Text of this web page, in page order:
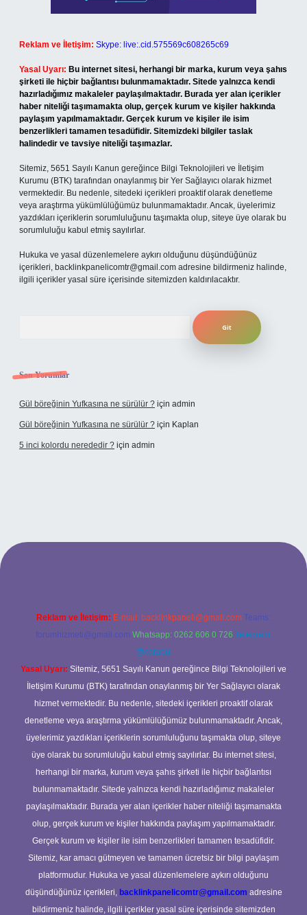
Reklam ve İletişim: Skype: live:.cid.575569c608265c69
Yasal Uyarı: Bu internet sitesi, herhangi bir marka, kurum veya şahıs
şirketi ile hiçbir bağlantısı bulunmamaktadır. Sitede yalnızca kendi
hazırladığımız makaleler paylaşılmaktadır. Burada yer alan içerikler
haber niteliği taşımamakta olup, gerçek kurum ve kişiler hakkında
paylaşım yapılmamaktadır. Gerçek kurum ve kişiler ile isim
benzerlikleri tamamen tesadüfidir. Sitemizdeki bilgiler taslak
halindedir ve tavsiye niteliği taşımazlar.
Sitemiz, 5651 Sayılı Kanun gereğince Bilgi Teknolojileri ve İletişim
Kurumu (BTK) tarafından onaylanmış bir Yer Sağlayıcı olarak hizmet
vermektedir. Bu nedenle, sitedeki içerikleri proaktif olarak denetleme
veya araştırma yükümlülüğümüz bulunmamaktadır. Ancak, üyelerimiz
yazdıkları içeriklerin sorumluluğunu taşımakta olup, siteye üye olarak bu
sorumluluğu kabul etmiş sayılırlar.
Hukuka ve yasal düzenlemelere aykırı olduğunu düşündüğünüz
içerikleri, backlinkpanelicomtr@gmail.com adresine bildirmeniz halinde,
ilgili içerikler yasal süre içerisinde sitemizden kaldırılacaktır.
Son Yorumlar
Gül böreğinin Yufkasına ne sürülür ? için admin
Gül böreğinin Yufkasına ne sürülür ? için Kaplan
5 inci kolordu nerededir ? için admin
Reklam ve İletişim: E-mail: backlinkpaneli@gmail.com Teams:
forumhizmeti@gmail.com Whatsapp: 0262 606 0 726 Telegram:
@karabul
Yasal Uyarı: Sitemiz, 5651 Sayılı Kanun gereğince Bilgi Teknolojileri ve
İletişim Kurumu (BTK) tarafından onaylanmış bir Yer Sağlayıcı olarak
hizmet vermektedir. Bu nedenle, sitedeki içerikleri proaktif olarak
denetleme veya araştırma yükümlülüğümüz bulunmamaktadır. Ancak,
üyelerimiz yazdıkları içeriklerin sorumluluğunu taşımakta olup, siteye
üye olarak bu sorumluluğu kabul etmiş sayılırlar. Bu internet sitesi,
herhangi bir marka, kurum veya şahıs şirketi ile hiçbir bağlantısı
bulunmamaktadır. Sitede yalnızca kendi hazırladığımız makaleler
paylaşılmaktadır. Burada yer alan içerikler haber niteliği taşımamakta
olup, gerçek kurum ve kişiler hakkında paylaşım yapılmamaktadır.
Gerçek kurum ve kişiler ile isim benzerlikleri tamamen tesadüfidir.
Sitemiz, kar amacı gütmeyen ve tamamen ücretsiz bir bilgi paylaşım
platformudur. Hukuka ve yasal düzenlemelere aykırı olduğunu
düşündüğünüz içerikleri, backlinkpanelicomtr@gmail.com adresine
bildirmeniz halinde, ilgili içerikler yasal süre içerisinde sitemizden